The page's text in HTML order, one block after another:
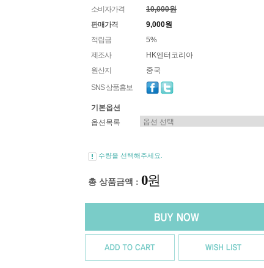
소비자가격
10,000원
판매가격
9,000원
적립금
5%
제조사
HK엔터코리아
원산지
중국
SNS 상품홍보
기본옵션
옵션목록
수량을 선택해주세요.
총 상품금액 : 0원